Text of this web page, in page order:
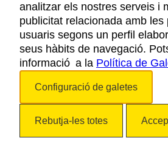
AVÍS LEGAL
POLÍTICA DE
COOKIES
ACCESSIBILITAT
analitzar els nostres serveis i
publicitat relacionada amb les
usuaris segons un perfil
seus hàbits de navegació.
informació a la Política de
Configuració de galetes
Rebutja-les totes